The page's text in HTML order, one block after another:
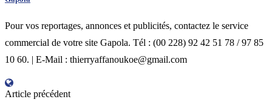
Pour vos reportages, annonces et publicités, contactez le service
commercial de votre site Gapola. Tél : (00 228) 92 42 51 78 / 97 85
10 60. | E-Mail : thierryaffanoukoe@gmail.com
Article précédent